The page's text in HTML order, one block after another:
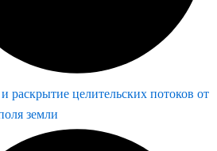
раскрытие целительских потоков от
земли